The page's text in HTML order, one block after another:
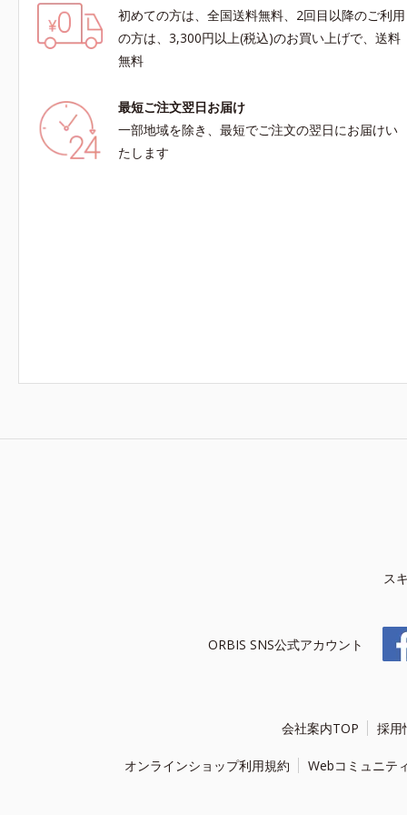
初めての方は、全国送料無料、2回目以降のご利用
の方は、3,300円以上(税込)のお買い上げで、送料
無料
最短ご注文翌日お届け
一部地域を除き、最短でご注文の翌日にお届けい
たします
ス
ORBIS SNS公式アカウント
会社案内TOP 採用
オンラインショップ利用規約 Webコミュニテ